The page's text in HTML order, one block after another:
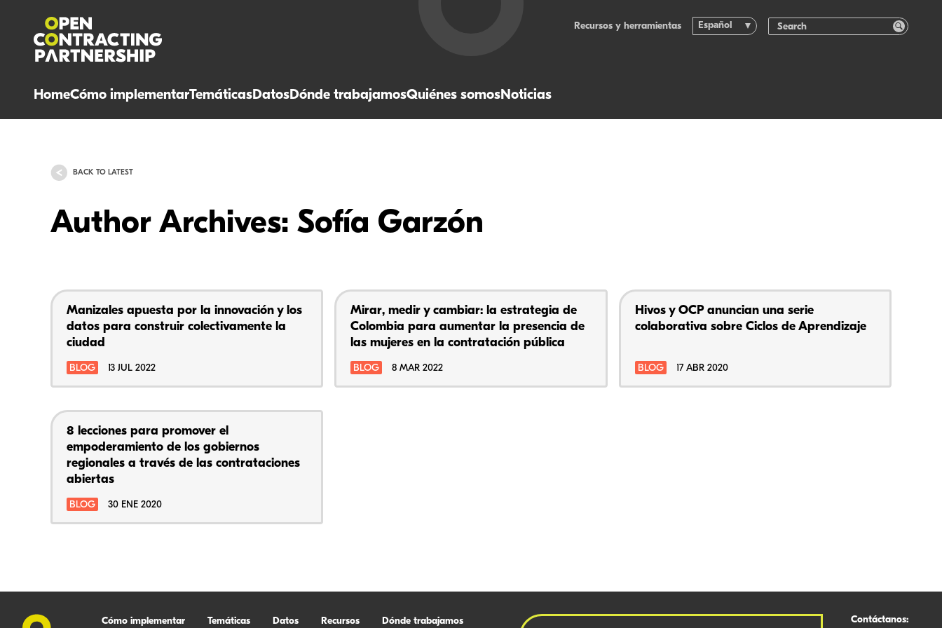
HomeCómo implementarTemáticasDatosDónde trabajamosQuiénes somosNoticias
Recursos y herramientas Español
BACK TO LATEST
Author Archives: Sofía Garzón
Manizales apuesta por la innovación y los
datos para construir colectivamente la
ciudad
BLOG 13 JUL 2022
Mirar, medir y cambiar: la estrategia de
Colombia para aumentar la presencia de
las mujeres en la contratación pública
BLOG 8 MAR 2022
Hivos y OCP anuncian una serie
colaborativa sobre Ciclos de Aprendizaje
BLOG 17 ABR 2020
8 lecciones para promover el
empoderamiento de los gobiernos
regionales a través de las contrataciones
abiertas
BLOG 30 ENE 2020
Cómo implementar Temáticas Datos Recursos Dónde trabajamos Contáctanos: